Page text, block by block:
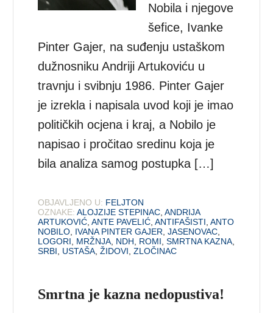
Nobila i njegove
šefice, Ivanke
Pinter Gajer, na suđenju ustaškom
dužnosniku Andriji Artukoviću u
travnju i svibnju 1986. Pinter Gajer
je izrekla i napisala uvod koji je imao
političkih ocjena i kraj, a Nobilo je
napisao i pročitao sredinu koja je
bila analiza samog postupka […]
OBJAVLJENO U: FELJTON
OZNAKE: ALOJZIJE STEPINAC ,ANDRIJA
ARTUKOVIĆ ,ANTE PAVELIĆ ,ANTIFAŠISTI ,ANTO
NOBILO IVANA PINTER GAJER ,JASENOVAC
LOGORI
MRŽNJA NDH ROMI ,SMRTNA KAZNA
SRBI
USTAŠA ,ŽIDOVI ,ZLOČINAC
Smrtna je kazna nedopustiva!